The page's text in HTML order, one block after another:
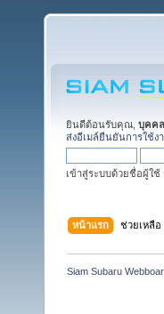
ยินดีต้อนรับคุณ, บุคค
ส่งอีเมล์ยืนยันการใช้ง
เข้าสู่ระบบด้วยชื่อผู้ใช้
หน้าแรก ช่วยเหลือ
Siam Subaru